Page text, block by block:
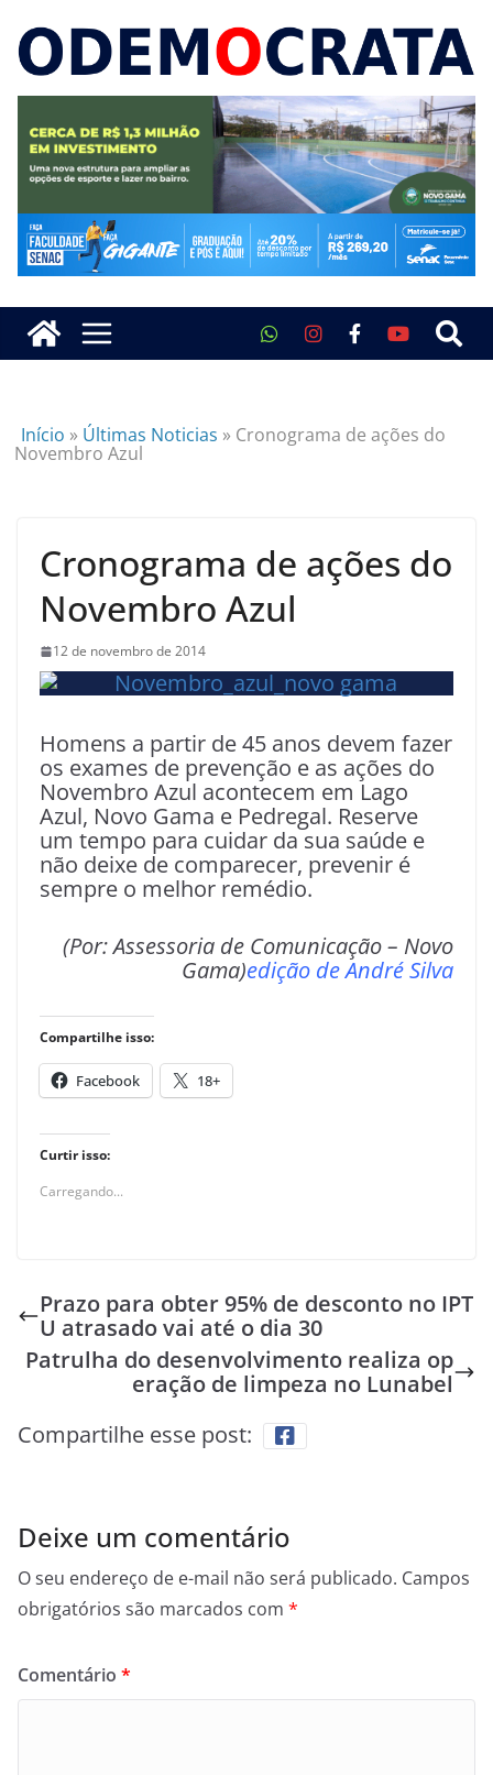
Início » Últimas Noticias » Cronograma de ações do
Novembro Azul
Cronograma de ações do
Novembro Azul
12 de novembro de 2014
Homens a partir de 45 anos devem fazer
os exames de prevenção e as ações do
Novembro Azul acontecem em Lago
Azul, Novo Gama e Pedregal. Reserve
um tempo para cuidar da sua saúde e
não deixe de comparecer, prevenir é
sempre o melhor remédio.
(Por: Assessoria de Comunicação – Novo
Gama)edição de André Silva
Compartilhe isso:
Facebook 18+
Curtir isso:
Carregando...
Prazo para obter 95% de desconto no IPT
U atrasado vai até o dia 30
Patrulha do desenvolvimento realiza op
eração de limpeza no Lunabel
Compartilhe esse post:
Deixe um comentário
O seu endereço de e-mail não será publicado. Campos
obrigatórios são marcados com *
Comentário *